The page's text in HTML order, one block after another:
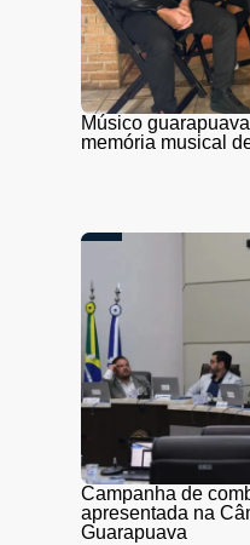
Músico
memória musical
Campanha de
apresentada na
Guarapuava